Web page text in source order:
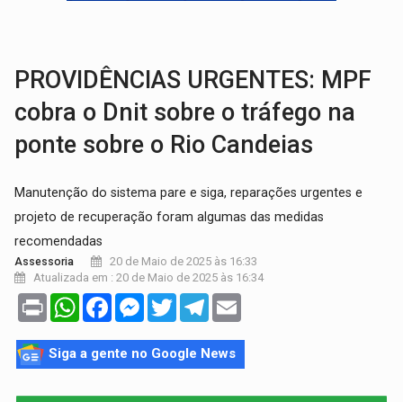
TECNOLOGIA:
PROVIDÊNCIAS URGENTES: MPF
cobra o Dnit sobre o tráfego na
ponte sobre o Rio Candeias
Manutenção do sistema pare e siga, reparações urgentes e
projeto de recuperação foram algumas das medidas
recomendadas
Assessoria
20 de Maio de 2025 às 16:33
Atualizada em : 20 de Maio de 2025 às 16:34
Print WhatsAppFacebookMessenger
TwitterTelegram
Siga a gente no Google News